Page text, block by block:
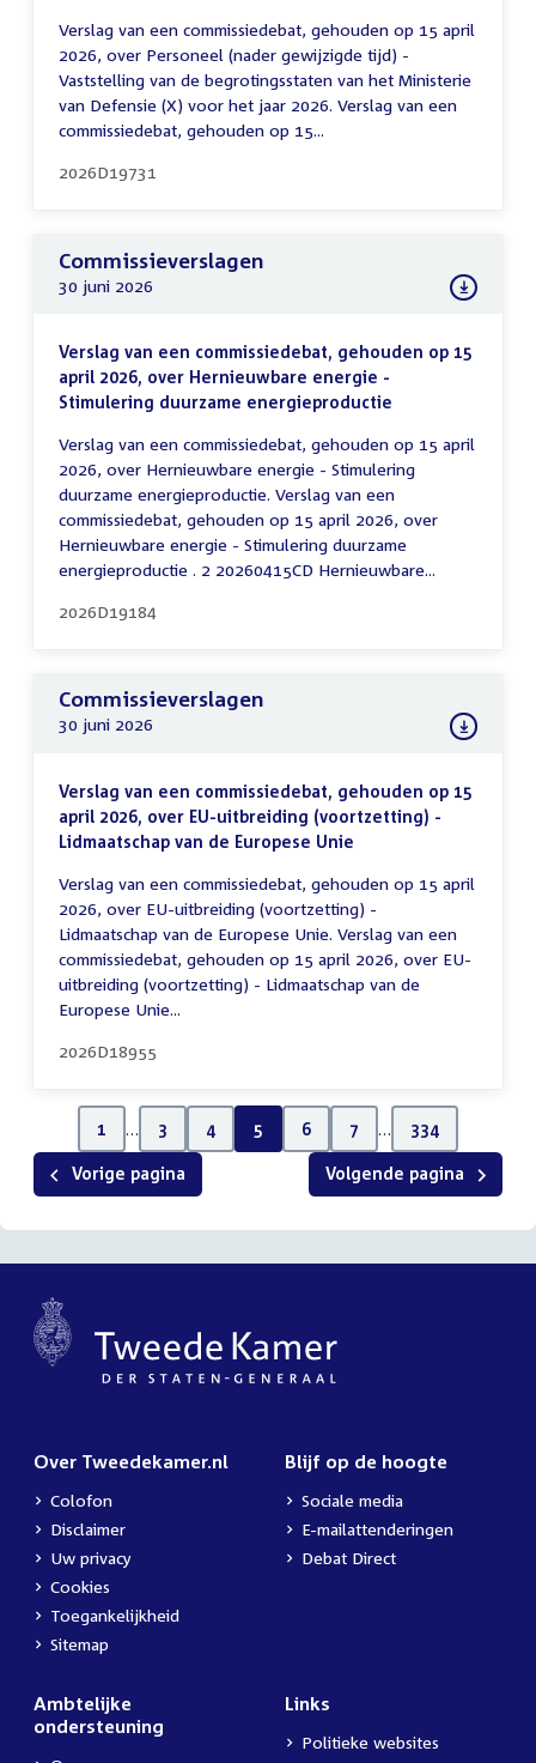
Verslag van een commissiedebat, gehouden op 15 april
2026, over Personeel (nader gewijzigde tijd) -
Vaststelling van de begrotingsstaten van het Ministerie
van Defensie (X) voor het jaar 2026. Verslag van een
commissiedebat, gehouden op 15...
2026D19731
Commissieverslagen
30 juni 2026
Verslag van een commissiedebat, gehouden op 15
april 2026, over Hernieuwbare energie -
Stimulering duurzame energieproductie
Verslag van een commissiedebat, gehouden op 15 april
2026, over Hernieuwbare energie - Stimulering
duurzame energieproductie. Verslag van een
commissiedebat, gehouden op 15 april 2026, over
Hernieuwbare energie - Stimulering duurzame
energieproductie . 2 20260415CD Hernieuwbare...
2026D19184
Commissieverslagen
30 juni 2026
Verslag van een commissiedebat, gehouden op 15
april 2026, over EU-uitbreiding (voortzetting) -
Lidmaatschap van de Europese Unie
Verslag van een commissiedebat, gehouden op 15 april
2026, over EU-uitbreiding (voortzetting) -
Lidmaatschap van de Europese Unie. Verslag van een
commissiedebat, gehouden op 15 april 2026, over EU-
uitbreiding (voortzetting) - Lidmaatschap van de
Europese Unie...
2026D18955
Vorige pagina
1 … 3 4 5 6 7 … 334
Volgende pagina
Over Tweedekamer.nl
Colofon
Disclaimer
Uw privacy
Cookies
Toegankelijkheid
Sitemap
Blijf op de hoogte
Sociale media
E-mailattenderingen
Debat Direct
Ambtelijke
ondersteuning
Links
Politieke websites